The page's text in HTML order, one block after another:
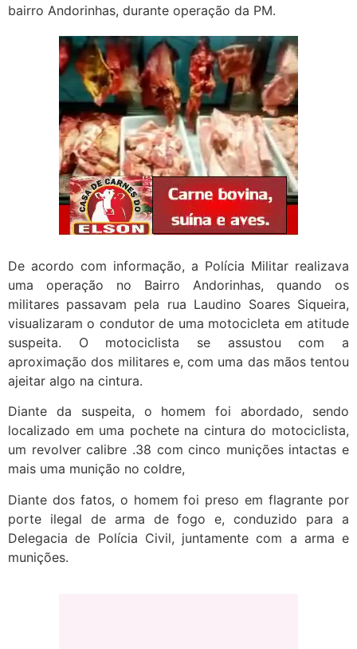
bairro Andorinhas, durante operação da PM.
De acordo com informação, a Polícia Militar realizava
uma operação no Bairro Andorinhas, quando os
militares passavam pela rua Laudino Soares Siqueira,
visualizaram o condutor de uma motocicleta em atitude
suspeita. O motociclista se assustou com a
aproximação dos militares e, com uma das mãos tentou
ajeitar algo na cintura.
Diante da suspeita, o homem foi abordado, sendo
localizado em uma pochete na cintura do motociclista,
um revolver calibre .38 com cinco munições intactas e
mais uma munição no coldre,
Diante dos fatos, o homem foi preso em flagrante por
porte ilegal de arma de fogo e, conduzido para a
Delegacia de Polícia Civil, juntamente com a arma e
munições.